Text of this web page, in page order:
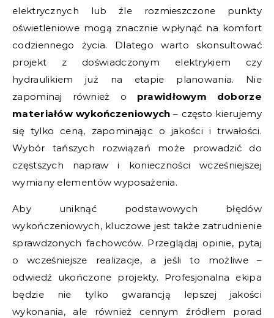
elektrycznych lub źle rozmieszczone punkty
oświetleniowe mogą znacznie wpłynąć na komfort
codziennego życia. Dlatego warto skonsultować
projekt z doświadczonym elektrykiem czy
hydraulikiem już na etapie planowania. Nie
zapominaj również o prawidłowym doborze
materiałów wykończeniowych – często kierujemy
się tylko ceną, zapominając o jakości i trwałości.
Wybór tańszych rozwiązań może prowadzić do
częstszych napraw i konieczności wcześniejszej
wymiany elementów wyposażenia.
Aby uniknąć podstawowych błędów
wykończeniowych, kluczowe jest także zatrudnienie
sprawdzonych fachowców. Przeglądaj opinie, pytaj
o wcześniejsze realizacje, a jeśli to możliwe –
odwiedź ukończone projekty. Profesjonalna ekipa
będzie nie tylko gwarancją lepszej jakości
wykonania, ale również cennym źródłem porad